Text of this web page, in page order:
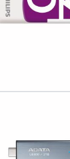
Philips USB 2.0
Folgen Sie